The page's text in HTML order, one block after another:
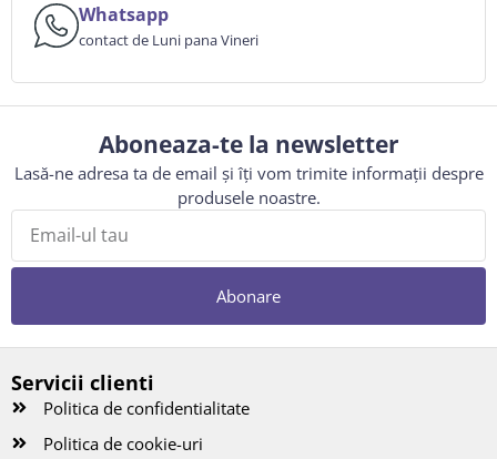
Whatsapp
contact de Luni pana Vineri
Aboneaza-te la newsletter
Lasă-ne adresa ta de email și îți vom trimite informații despre
produsele noastre.
Abonare
Servicii clienti
Politica de confidentialitate
Politica de cookie-uri